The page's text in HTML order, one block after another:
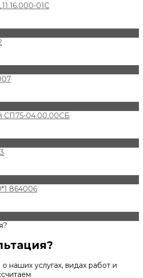
01С
СП75-04.00.00СБ
864006
наших услугах, видах работ и